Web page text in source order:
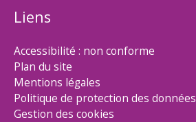
Liens
Accessibilité : non conforme
Plan du site
Mentions légales
Politique de protection des données
Gestion des cookies